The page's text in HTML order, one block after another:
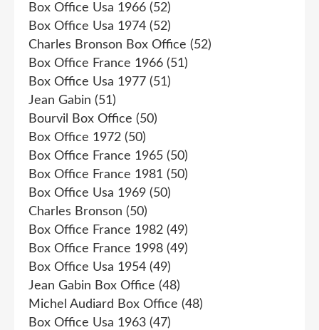
Box Office Usa 1966 (52)
Box Office Usa 1974 (52)
Charles Bronson Box Office (52)
Box Office France 1966 (51)
Box Office Usa 1977 (51)
Jean Gabin (51)
Bourvil Box Office (50)
Box Office 1972 (50)
Box Office France 1965 (50)
Box Office France 1981 (50)
Box Office Usa 1969 (50)
Charles Bronson (50)
Box Office France 1982 (49)
Box Office France 1998 (49)
Box Office Usa 1954 (49)
Jean Gabin Box Office (48)
Michel Audiard Box Office (48)
Box Office Usa 1963 (47)